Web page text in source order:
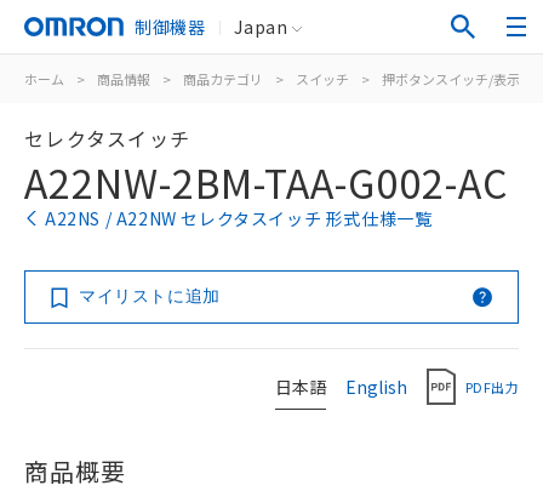
制御機器 Japan
ホーム > 商品情報 > 商品カテゴリ > スイッチ > 押ボタンスイッチ/表示灯
セレクタスイッチ
A22NW-2BM-TAA-G002-AC
A22NS / A22NW セレクタスイッチ 形式仕様一覧
マイリストに追加
日本語 English PDF出力
商品概要